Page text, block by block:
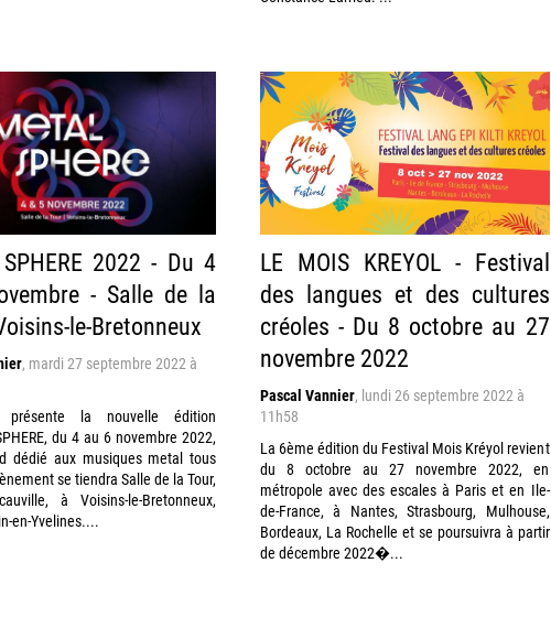
2022 - Du 4
- Salle de la
le-Bretonneux
, mardi 27 septembre 2022 à
présente la nouvelle édition
du 4 au 6 novembre 2022,
dédié aux musiques metal tous
se tiendra Salle de la Tour,
à Voisins-le-Bretonneux,
en-Yvelines....
LE MOIS KREYOL - Festival
des langues et des cultures
créoles - Du 8 octobre au 27
novembre 2022
Pascal Vannier, lundi 26 septembre 2022 à
11h58
La 6ème édition du Festival Mois Kréyol revient
du 8 octobre au 27 novembre 2022, en
métropole avec des escales à Paris et en Ile-
de-France, à Nantes, Strasbourg, Mulhouse,
Bordeaux, La Rochelle et se poursuivra à partir
de décembre 2022�...